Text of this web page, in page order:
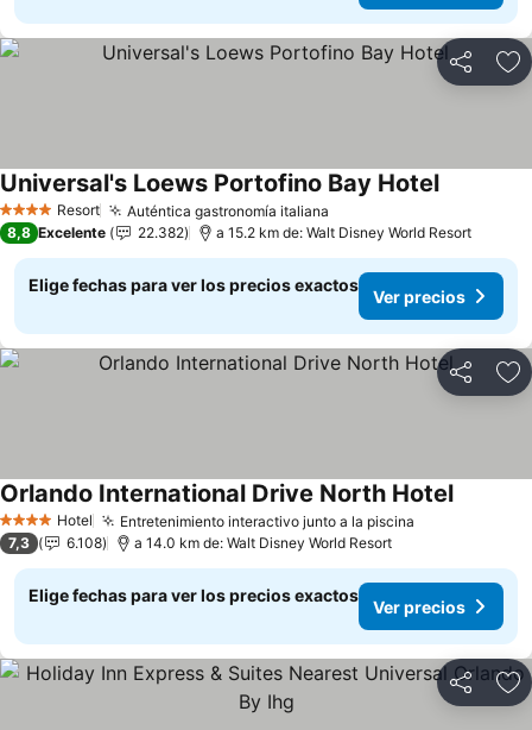
Compartir
4 EstrellasResort Auténtica gastronomía italiana
Universal's Loews Portofino Bay Hotel
8,8 Excelente 22.382 a 15.2 km de: Walt Disney World Resort
Elige fechas para ver los precios exactos
Ver precios
Compartir
4 EstrellasHotel Entretenimiento interactivo junto a la piscina
Orlando International Drive North Hotel
7,3 6.108 a 14.0 km de: Walt Disney World Resort
Elige fechas para ver los precios exactos
Ver precios
Compartir